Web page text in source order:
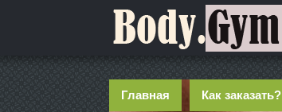
Главная Как заказать?